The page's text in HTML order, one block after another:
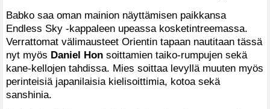
Babko saa oman mainion näyttämisen paikkansa
Endless Sky -kappaleen upeassa kosketintreemassa.
Verrattomat välimausteet Orientin tapaan nautitaan tässä
nyt myös Daniel Hon soittamien taiko-rumpujen sekä
kane-kellojen tahdissa. Mies soittaa levyllä muuten myös
perinteisiä japanilaisia kielisoittimia, kotoa sekä
sanshinia.